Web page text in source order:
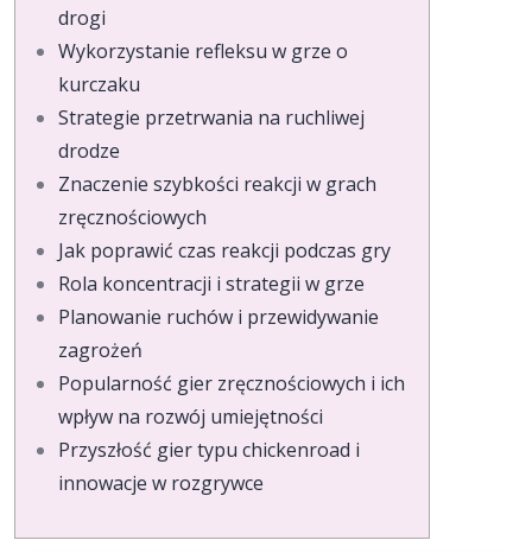
drogi
Wykorzystanie refleksu w grze o
kurczaku
Strategie przetrwania na ruchliwej
drodze
Znaczenie szybkości reakcji w grach
zręcznościowych
Jak poprawić czas reakcji podczas gry
Rola koncentracji i strategii w grze
Planowanie ruchów i przewidywanie
zagrożeń
Popularność gier zręcznościowych i ich
wpływ na rozwój umiejętności
Przyszłość gier typu chickenroad i
innowacje w rozgrywce